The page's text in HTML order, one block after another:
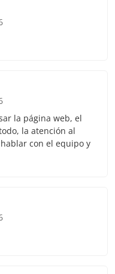
la página web, el
la atención al
con el equipo y